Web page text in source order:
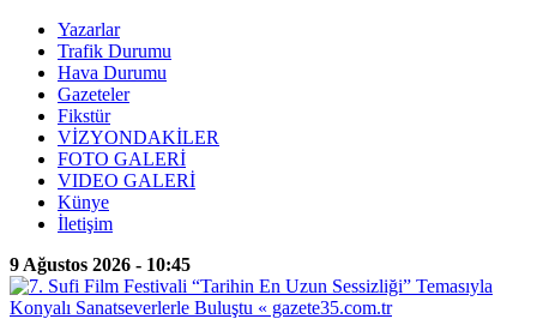
Yazarlar
Trafik Durumu
Hava Durumu
Gazeteler
Fikstür
VİZYONDAKİLER
FOTO GALERİ
VIDEO GALERİ
Künye
İletişim
9 Ağustos 2026 - 10:45